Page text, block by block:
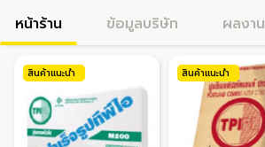
หน้าร้าน ข้อมูลบริษัท ผลงาน
สินค้าแนะนำ สินค้าแนะนำ